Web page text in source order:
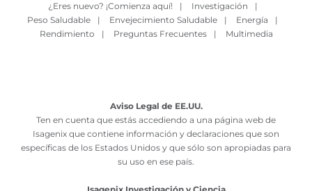
¿Eres nuevo? ¡Comienza aquí! | Investigación
|
Peso Saludable
| Envejecimiento Saludable | Energía
|
Rendimiento
| Preguntas Frecuentes | Multimedia
Aviso Legal de EE.UU.
Ten en cuenta que estás accediendo a una página web de
Isagenix que contiene información y declaraciones que son
específicas de los Estados Unidos y que sólo son apropiadas para
su uso en ese país.